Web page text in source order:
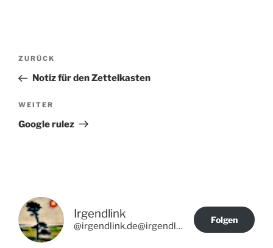
Beitragsnavigation
Vorheriger
Beitrag
ZURÜCK
Notiz für den Zettelkasten
Nächster
Beitrag
WEITER
Google rulez
Irgendlink
@irgendlink.de@irgendlink.de
Folgen